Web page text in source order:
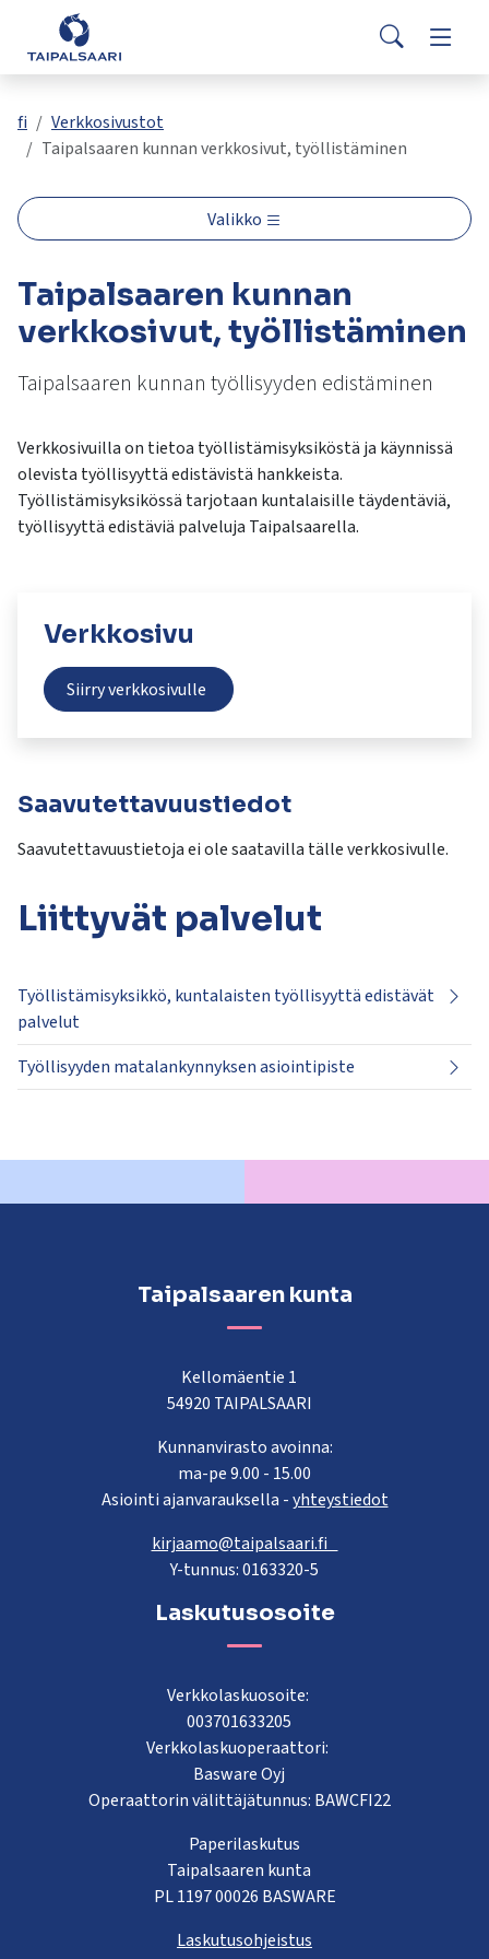
Siirry pääsisältöön
Palaute
Yhteystiedot
Search
Valitse
oleva
tulos
ja
alasnuolilla.
valittuun
hakutulokseen
painamalla
Kosketuslaitteiden
voivat
käyttää
kosketus-
ja
Asuminen ja rakentaminen
Opetus ja kasvatus
Hyvinvointi ja terveys
Kunta ja päätöksenteko
Työ ja yrittäminen
fi
Verkkosivustot
Taipalsaaren kunnan verkkosivut, työllistäminen
Valikko
Taipalsaaren kunnan
verkkosivut, työllistäminen
Taipalsaaren kunnan työllisyyden edistäminen
Verkkosivuilla on tietoa työllistämisyksiköstä ja käynnissä
olevista työllisyyttä edistävistä hankkeista.
Työllistämisyksikössä tarjotaan kuntalaisille täydentäviä,
työllisyyttä edistäviä palveluja Taipalsaarella.
Verkkosivu
Siirry verkkosivulle
Saavutettavuustiedot
Saavutettavuustietoja ei ole saatavilla tälle verkkosivulle.
Liittyvät palvelut
Työllistämisyksikkö, kuntalaisten työllisyyttä edistävät
palvelut
Työllisyyden matalankynnyksen asiointipiste
Taipalsaaren kunta
Kellomäentie 1
54920 TAIPALSAARI
Kunnanvirasto avoinna:
ma-pe 9.00 - 15.00
Asiointi ajanvarauksella -yhteystiedot
kirjaamo@taipalsaari.fi
Y-tunnus: 0163320-5
Laskutusosoite
Verkkolaskuosoite:
003701633205
Verkkolaskuoperaattori:
Basware Oyj
Operaattorin välittäjätunnus: BAWCFI22
Paperilaskutus
Taipalsaaren kunta
PL 1197 00026 BASWARE
Laskutusohjeistus